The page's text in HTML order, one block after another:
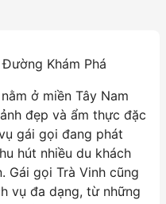
Khám Phá
ở miền Tây Nam
đẹp và ẩm thực đặc
gái gọi đang phát
hút nhiều du khách
Gái gọi Trà Vinh cũng
vụ đa dạng, từ những